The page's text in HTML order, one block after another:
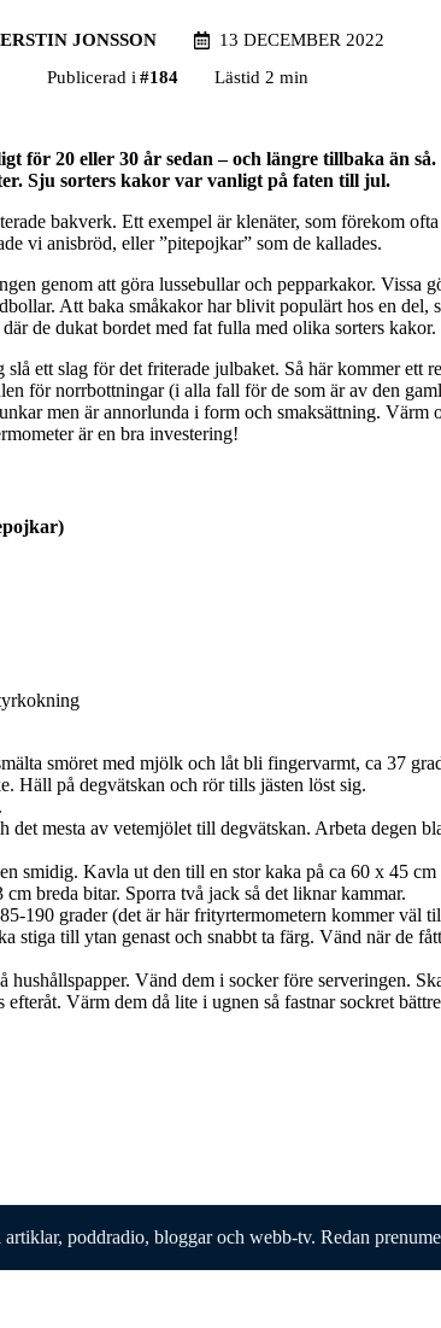
JONSSON
13 DECEMBER 2022
Publicerad i #184 Lästid 2 min
för 20 eller 30 år sedan – och längre tillbaka än
Sju sorters kakor var vanligt på faten till jul.
bakverk. Ett exempel är klenäter, som förekom
vi anisbröd, eller ”pitepojkar” som de kallades.
genom att göra lussebullar och pepparkakor. Vissa
Att baka småkakor har blivit populärt hos en del,
de dukat bordet med fat fulla med olika sorters kakor.
ett slag för det friterade julbaket. Så här kommer ett
för norrbottningar (i alla fall för de som är av den
men är annorlunda i form och smaksättning. Värm
är en bra investering!
smöret med mjölk och låt bli fingervarmt, ca 37
Häll på degvätskan och rör tills jästen löst sig.
det mesta av vetemjölet till degvätskan. Arbeta degen
smidig. Kavla ut den till en stor kaka på ca 60 x 45
breda bitar. Sporra två jack så det liknar kammar.
190 grader (det är här frityrtermometern kommer väl
stiga till ytan genast och snabbt ta färg. Vänd när de
hushållspapper. Vänd dem i socker före serveringen.
efteråt. Värm dem då lite i ugnen så fastnar sockret
poddradio, bloggar och webb-tv. Redan